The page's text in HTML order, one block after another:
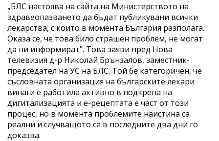
„БЛС настоява на сайта на Министерството на
здравеопазването да бъдат публикувани всички
лекарства, с които в момента България разполага.
Оказа се, че това било страшен проблем, не могат
да ни информират”. Това заяви пред Нова
телевизия д-р Николай Брънзалов, заместник-
председател на УС на БЛС. Той бе категоричен, че
съсловната организация на българските лекари
винаги е работила активно в подкрепа на
дигитализацията и е-рецептата е част от този
процес, но в момента проблемите наистина са
реални и случващото се в последните два дни го
доказва.